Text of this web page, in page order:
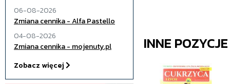
06-08-2026
Zmiana cennika - Alfa Pastello
04-08-2026
Zmiana cennika - mojenuty.pl
Zobacz więcej
INNE